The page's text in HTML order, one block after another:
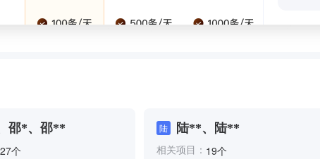
邵*、邵**
27个
陆 陆**、陆**
相关项目： 19个